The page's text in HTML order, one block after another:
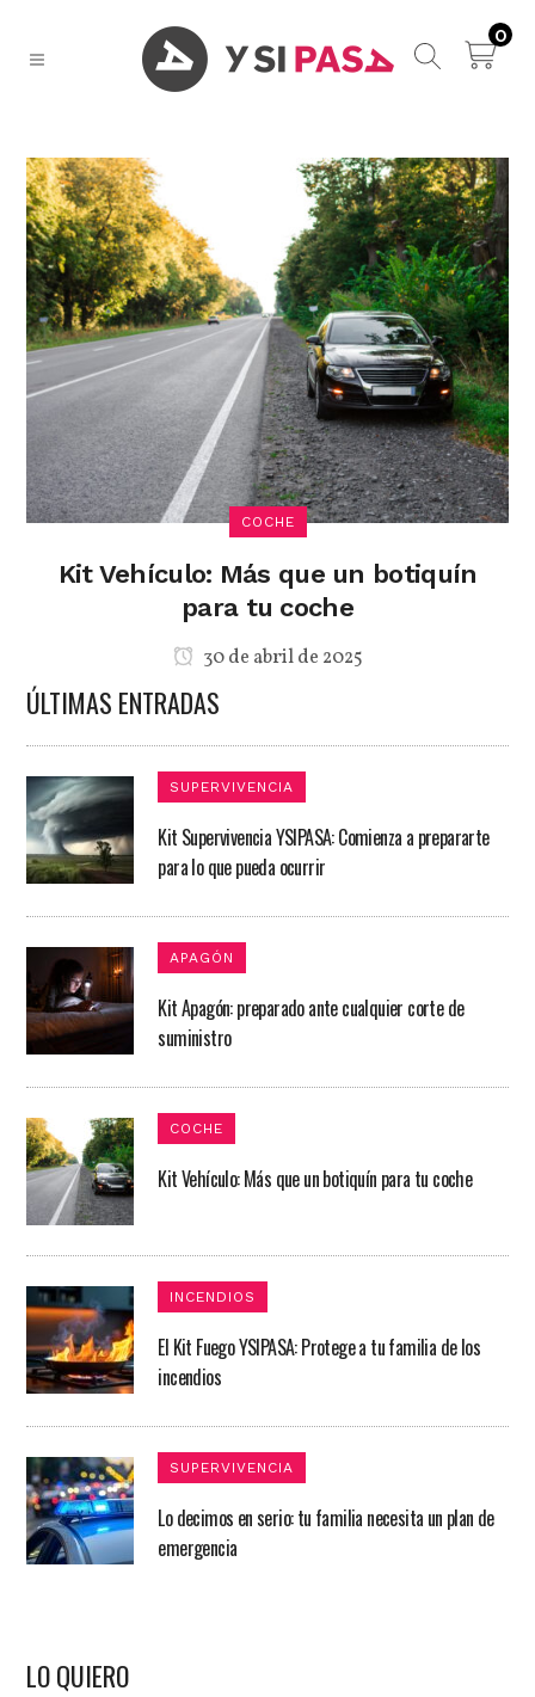
0
COCHE
Kit Vehículo: Más que un botiquín
para tu coche​
30 de abril de 2025
ÚLTIMAS ENTRADAS
SUPERVIVENCIA
Kit Supervivencia YSIPASA: Comienza a prepararte
para lo que pueda ocurrir
APAGÓN
Kit Apagón: preparado ante cualquier corte de
suministro
COCHE
Kit Vehículo: Más que un botiquín para tu coche​
INCENDIOS
El Kit Fuego YSIPASA: Protege a tu familia de los
incendios
SUPERVIVENCIA
Lo decimos en serio: tu familia necesita un plan de
emergencia
LO QUIERO